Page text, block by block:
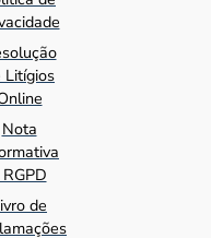
Litígios
Nota
de